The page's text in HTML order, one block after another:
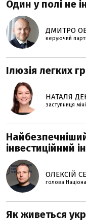
Один у полі не
ДМИТРО
керуючий
Ілюзія легких
НАТАЛЯ
заступниця
інвестиційний
ОЛЕКСІЙ
голова
Як живеться